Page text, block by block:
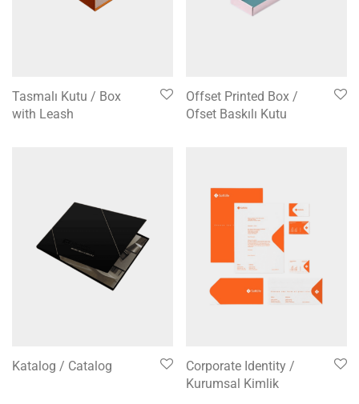
Tasmalı Kutu / Box
with Leash
Offset Printed Box /
Ofset Baskılı Kutu
Katalog / Catalog
Corporate Identity /
Kurumsal Kimlik